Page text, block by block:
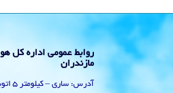
روابط عمومی اداره کل
مازندران
آدرس: